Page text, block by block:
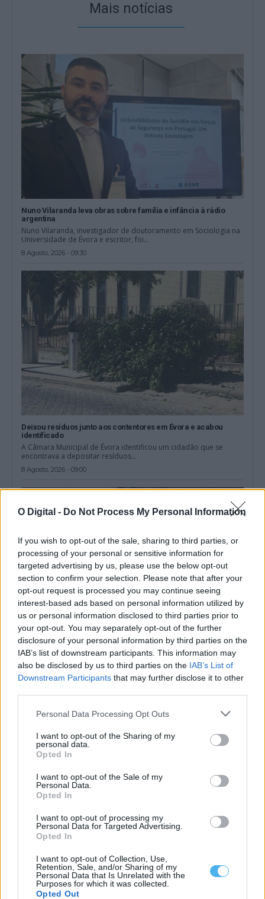
O Digital - Do Not Process My Personal Information
If you wish to opt-out of the sale, sharing to third parties, or
processing of your personal or sensitive information for
targeted advertising by us, please use the below opt-out
section to confirm your selection. Please note that after your
opt-out request is processed you may continue seeing
interest-based ads based on personal information utilized by
us or personal information disclosed to third parties prior to
your opt-out. You may separately opt-out of the further
disclosure of your personal information by third parties on the
IAB’s list of downstream participants. This information may
also be disclosed by us to third parties on the IAB’s List of
Downstream Participants that may further disclose it to other
Personal Data Processing Opt Outs
I want to opt-out of the Sharing of my
personal data.
Opted In
I want to opt-out of the Sale of my
Personal Data.
Opted In
I want to opt-out of processing my
Personal Data for Targeted Advertising.
Opted In
I want to opt-out of Collection, Use,
Retention, Sale, and/or Sharing of my
Personal Data that Is Unrelated with the
Purposes for which it was collected.
Opted Out
Mais notícias
Nuno Vilaranda leva obras sobre família e infância à rádio
argentina
Nuno Vilaranda, investigador de doutoramento em Sociologia na
Universidade de Évora e escritor, foi...
8 Agosto, 2026 - 09:30
Deixou resíduos junto aos contentores em Évora e acabou
identificado
A Câmara Municipal de Évora identificou um cidadão que se
encontrava a depositar resíduos...
8 Agosto, 2026 - 09:00
ASAE encerra dois restaurantes e zona de refeições de centro
comercial em Évora
A Autoridade de Segurança Alimentar e Económica (ASAE)
determinou a suspensão da atividade de...
Agenda NEXUS termina com 72 resultados para descarbonizar
o Porto de Sines
A Agenda Mobilizadora NEXUS concluiu, no final de junho, o
desenvolvimento dos Produtos, Processos...